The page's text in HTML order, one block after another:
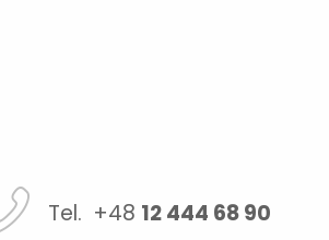
Tel. +48 12 444 68 90